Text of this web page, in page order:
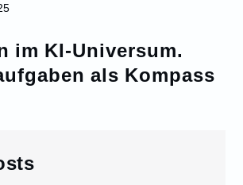
im KI-Universum.
als Kompass